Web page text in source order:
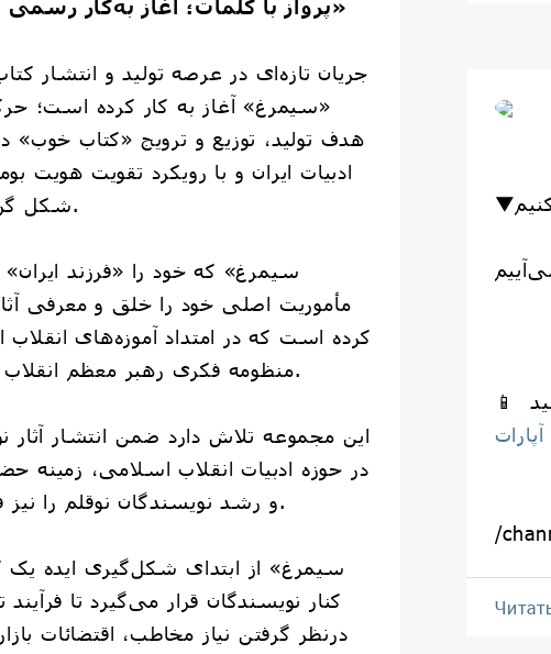
پرواز با کلمات؛ آغاز به‌کار رسمی «سیمرغ»
جریان تازه‌ای در عرصه تولید و انتشار
«سیمرغ» آغاز به کار کرده است؛
هدف تولید، توزیع و ترویج «کتاب خوب»
ادبیات ایران و با رویکرد تقویت هویت
شکل گرفته است.
مأموریت اصلی خود را خلق و معرفی
کرده است که در امتداد آموزه‌های
منظومه فکری رهبر معظم انقلاب قرار دارند.
این مجموعه تلاش دارد ضمن انتشار آثار
در حوزه ادبیات انقلاب اسلامی، زمینه
و رشد نویسندگان نوقلم را نیز فراهم کند.
کنار نویسندگان قرار می‌گیرد تا فرآیند
درنظر گرفتن نیاز مخاطب، اقتضائات
آپارات
/